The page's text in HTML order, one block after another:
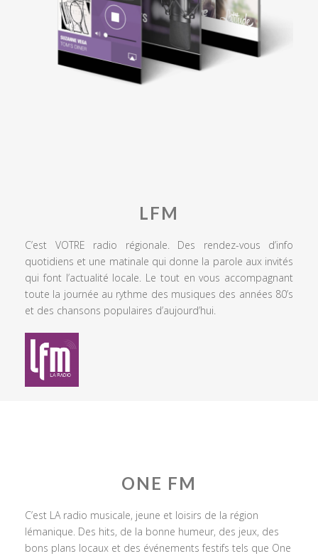
LFM
C’est VOTRE radio régionale. Des rendez-vous d’info
quotidiens et une matinale qui donne la parole aux invités
qui font l’actualité locale. Le tout en vous accompagnant
toute la journée au rythme des musiques des années 80’s
et des chansons populaires d’aujourd’hui.
ONE FM
C’est LA radio musicale, jeune et loisirs de la région
lémanique. Des hits, de la bonne humeur, des jeux, des
bons plans locaux et des événements festifs tels que One